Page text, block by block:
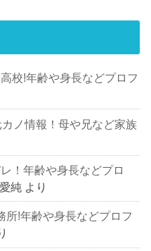
校!年齢や身長などプロフ
ノ情報！母や兄など家族
！年齢や身長などプロ
純 より
所!年齢や身長などプロフ